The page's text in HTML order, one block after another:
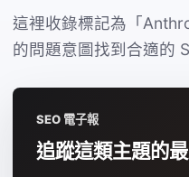
這裡收錄標記為「
的問題意圖找到合適的
SEO 電子報
追蹤這類主題的